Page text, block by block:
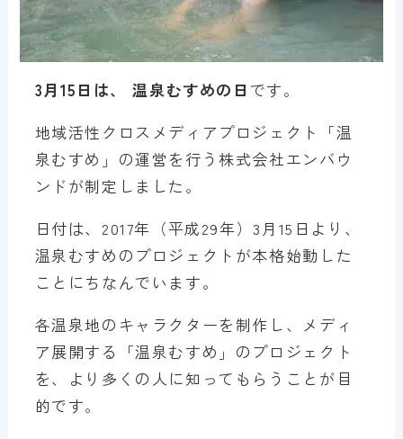
3月15日は、 温泉むすめの日 です。
地域活性クロスメディアプロジェクト「温
泉むすめ」の運営を行う株式会社エンバウ
ンドが制定しました。
日付は、2017年（平成29年）3月15日より、
温泉むすめのプロジェクトが本格始動した
ことにちなんでいます。
各温泉地のキャラクターを制作し、メディ
ア展開する「温泉むすめ」のプロジェクト
を、より多くの人に知ってもらうことが目
的です。